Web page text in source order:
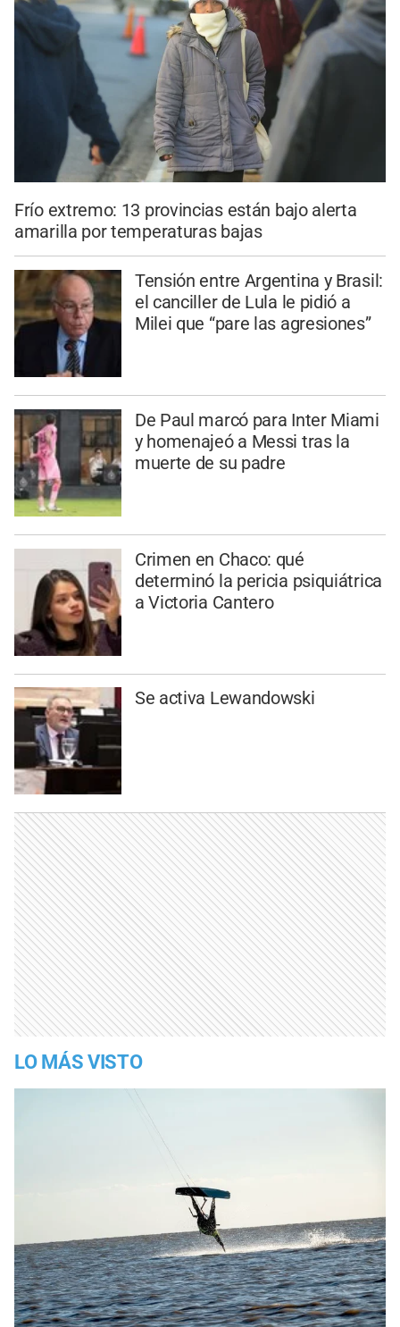
Frío extremo: 13 provincias están bajo alerta
amarilla por temperaturas bajas
Tensión entre Argentina y Brasil:
el canciller de Lula le pidió a
Milei que “pare las agresiones”
De Paul marcó para Inter Miami
y homenajeó a Messi tras la
muerte de su padre
Crimen en Chaco: qué
determinó la pericia psiquiátrica
a Victoria Cantero
Se activa Lewandowski
LO MÁS VISTO